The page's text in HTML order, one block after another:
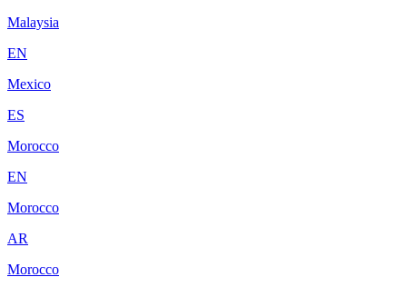
Malaysia
EN
Mexico
ES
Morocco
EN
Morocco
AR
Morocco